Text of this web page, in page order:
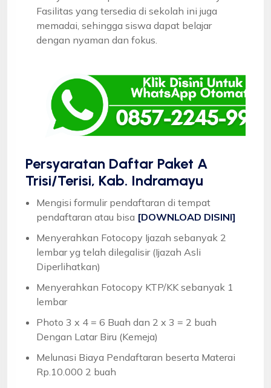
Fasilitas yang tersedia di sekolah ini juga
memadai, sehingga siswa dapat belajar
dengan nyaman dan fokus.
Persyaratan Daftar Paket A
Trisi/Terisi, Kab. Indramayu
Mengisi formulir pendaftaran di tempat
pendaftaran atau bisa [DOWNLOAD DISINI]
Menyerahkan Fotocopy Ijazah sebanyak 2
lembar yg telah dilegalisir (Ijazah Asli
Diperlihatkan)
Menyerahkan Fotocopy KTP/KK sebanyak 1
lembar
Photo 3 x 4 = 6 Buah dan 2 x 3 = 2 buah
Dengan Latar Biru (Kemeja)
Melunasi Biaya Pendaftaran beserta Materai
Rp.10.000 2 buah